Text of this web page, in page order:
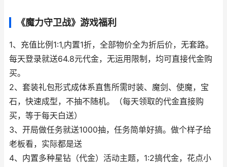
《魔力守卫战》游戏福利
1、充值比例1:1,内置1折，全部物价全为折后价，无套路。
每天登录就送64.8元代金，无运用限制，均可直接代金购
买。
2、套装礼包形式成体系直售所需时装、魔剑、使魔，宝
石，快速成型，不抽不随机。（每天领取的代金直接购
买，等于每天白送）
3、开局做任务就送1000抽，任务简单好搞。做个样子给
老板看，实际都是送
4、内置多种星钻（代金）活动主题，1:2搞代金，花点小